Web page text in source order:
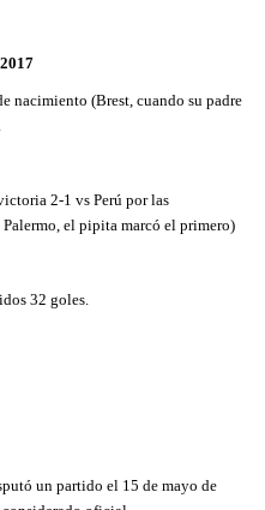
nacimiento (Brest, cuando su padre
2-1 vs Perú por las
el pipita marcó el primero)
32 goles.
un partido el 15 de mayo de